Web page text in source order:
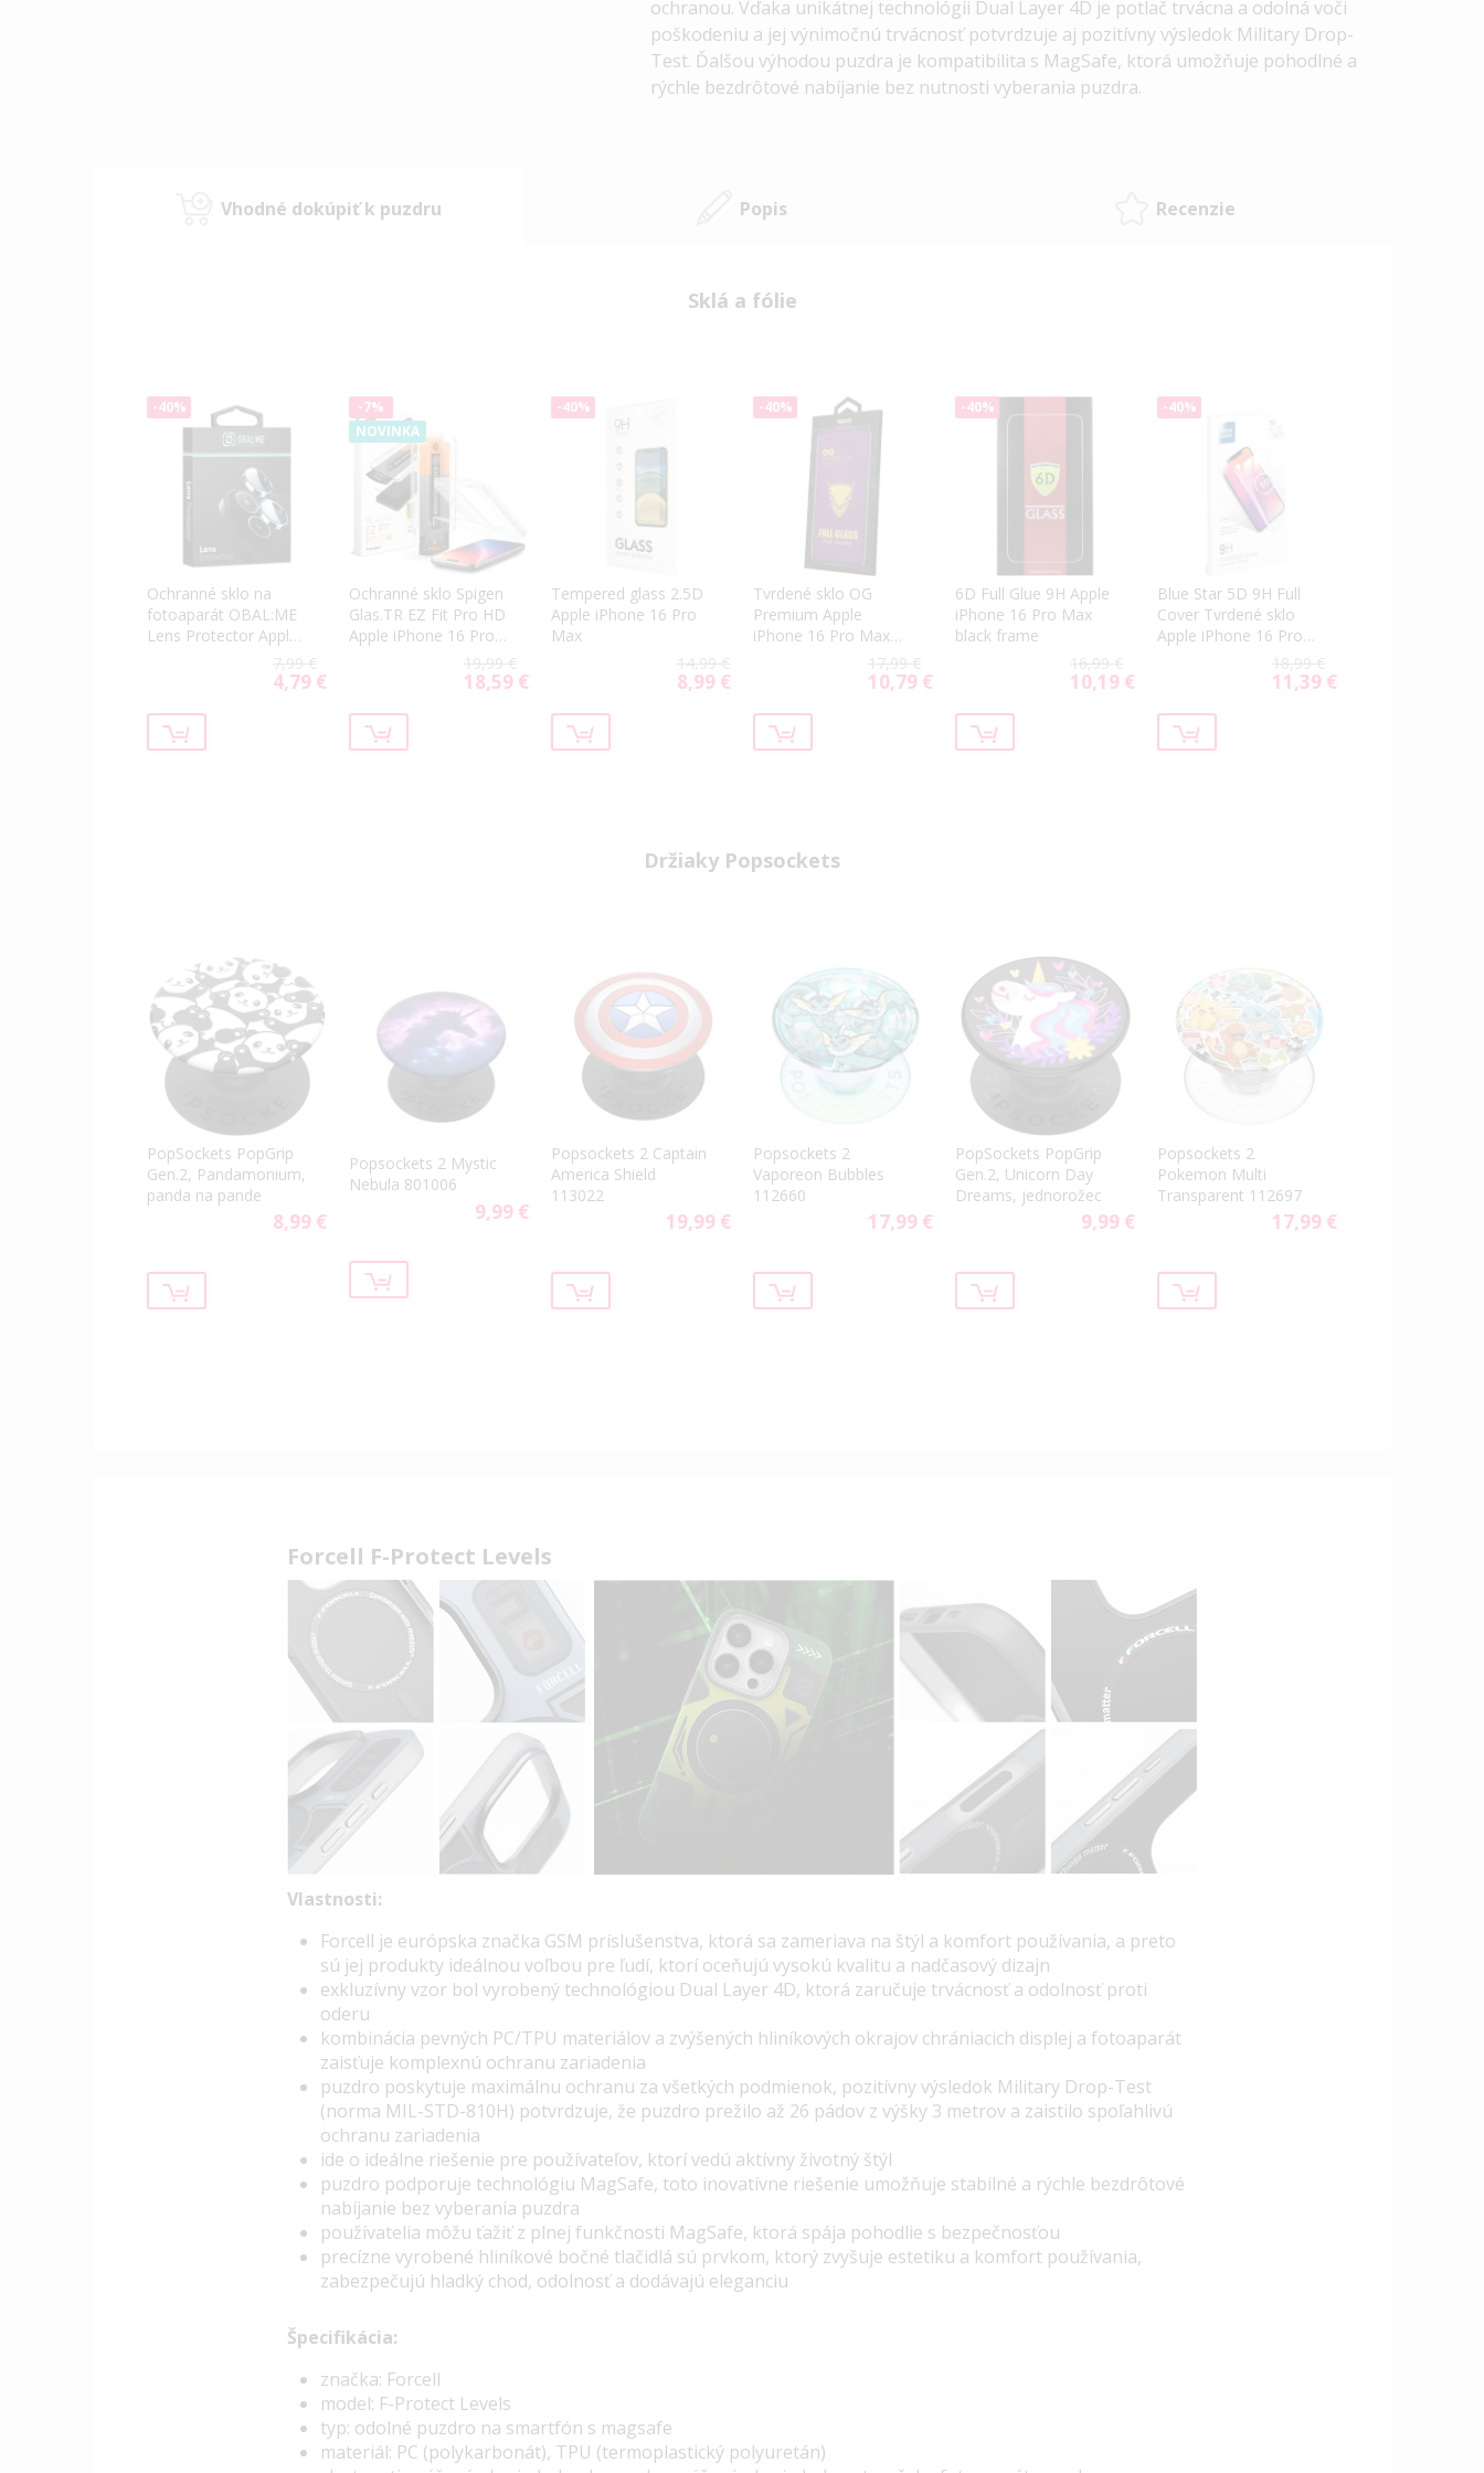
ochranou. Vďaka unikátnej technológii Dual Layer 4D je potlač trvácna a odolná voči
poškodeniu a jej výnimočnú trvácnosť potvrdzuje aj pozitívny výsledok Military Drop-
Test. Ďalšou výhodou puzdra je kompatibilita s MagSafe, ktorá umožňuje pohodlné a
rýchle bezdrôtové nabíjanie bez nutnosti vyberania puzdra.
Vhodné dokúpiť k puzdru Popis Recenzie
Sklá a fólie
-40%
Ochranné sklo na
fotoaparát OBAL:ME
Lens Protector Apple
iPhone 16 Pro/16 Pro
Max Natural Titanium
7,99 €
Special
4,79 €
-7%
NOVINKA
Ochranné sklo Spigen
Glas.TR EZ Fit Pro HD
Apple iPhone 16 Pro
19,99 €
Special
18,59 €
-40%
Tempered glass 2.5D
Apple iPhone 16 Pro
Max
14,99 €
Special
8,99 €
-40%
Tvrdené sklo OG
Premium Apple
iPhone 16 Pro Max
17,99 €
Special
10,79 €
-40%
6D Full Glue 9H Apple
iPhone 16 Pro Max
black frame
16,99 €
Special
10,19 €
-40%
Blue Star 5D 9H Full
Cover Tvrdené sklo
Apple iPhone 16 Pro
18,99 €
Special
11,39 €
Držiaky Popsockets
PopSockets PopGrip
Gen.2, Pandamonium,
panda na pande
8,99 €
Popsockets 2 Mystic
Nebula 801006
9,99 €
Popsockets 2 Captain
America Shield
113022
19,99 €
Popsockets 2
Vaporeon Bubbles
112660
17,99 €
PopSockets PopGrip
Gen.2, Unicorn Day
Dreams, jednorožec
9,99 €
Popsockets 2
Pokemon Multi
Transparent 112697
17,99 €
Forcell F-Protect Levels
Vlastnosti:
Forcell je európska značka GSM príslušenstva, ktorá sa zameriava na štýl a komfort používania, a preto
sú jej produkty ideálnou voľbou pre ľudí, ktorí oceňujú vysokú kvalitu a nadčasový dizajn
exkluzívny vzor bol vyrobený technológiou Dual Layer 4D, ktorá zaručuje trvácnosť a odolnosť proti
oderu
kombinácia pevných PC/TPU materiálov a zvýšených hliníkových okrajov chrániacich displej a fotoaparát
zaisťuje komplexnú ochranu zariadenia
puzdro poskytuje maximálnu ochranu za všetkých podmienok, pozitívny výsledok Military Drop-Test
(norma MIL-STD-810H) potvrdzuje, že puzdro prežilo až 26 pádov z výšky 3 metrov a zaistilo spoľahlivú
ochranu zariadenia
ide o ideálne riešenie pre používateľov, ktorí vedú aktívny životný štýl
puzdro podporuje technológiu MagSafe, toto inovatívne riešenie umožňuje stabilné a rýchle bezdrôtové
nabíjanie bez vyberania puzdra
používatelia môžu ťažiť z plnej funkčnosti MagSafe, ktorá spája pohodlie s bezpečnosťou
precízne vyrobené hliníkové bočné tlačidlá sú prvkom, ktorý zvyšuje estetiku a komfort používania,
zabezpečujú hladký chod, odolnosť a dodávajú eleganciu
Špecifikácia:
značka: Forcell
model: F-Protect Levels
typ: odolné puzdro na smartfón s magsafe
materiál: PC (polykarbonát), TPU (termoplastický polyuretán)